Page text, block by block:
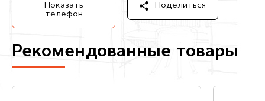
Показать
телефон
Поделиться
Рекомендованные товары